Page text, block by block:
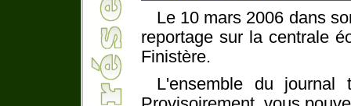
Le 10 mars 2006 dans
reportage sur la centrale
Finistère.
L'ensemble du